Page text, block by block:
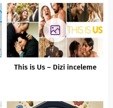
This is Us – Dizi inceleme